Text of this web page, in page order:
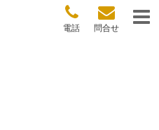
問合せ
電話